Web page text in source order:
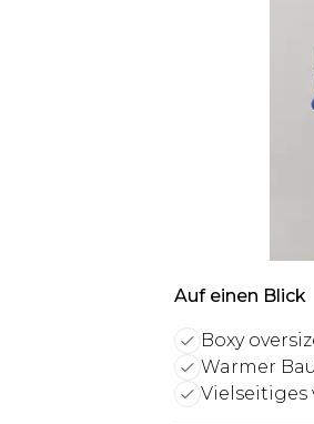
Auf einen Blick
Boxy
Warmer
Vielseitiges